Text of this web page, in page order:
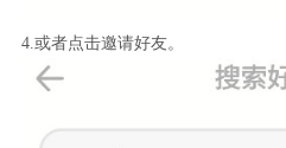
4.或者点击邀请好友。